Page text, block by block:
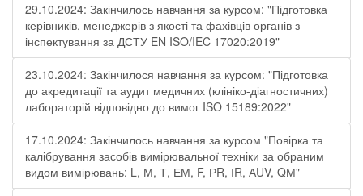
29.10.2024: Закінчилось навчання за курсом: "Підготовка
керівників, менеджерів з якості та фахівців органів з
інспектування за ДСТУ EN ISO/IEC 17020:2019"
23.10.2024: Закінчилося навчання за курсом: "Підготовка
до акредитації та аудит медичних (клініко-діагностичних)
лабораторій відповідно до вимог ISO 15189:2022"
17.10.2024: Закінчилось навчання за курсом "Повірка та
калібрування засобів вимірювальної техніки за обраним
видом вимірювань: L, М, Т, ЕМ, F, РR, ІR, АUV, QМ"